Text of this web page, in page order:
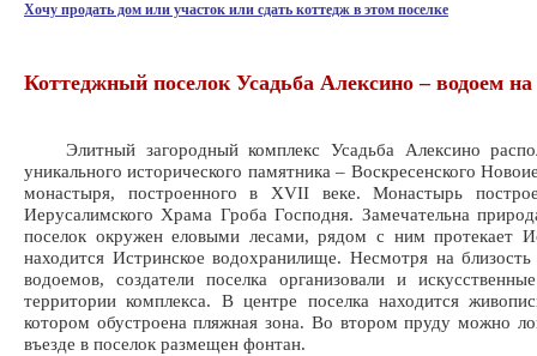
Хочу продать дом или участок или сдать коттедж в этом поселке
Коттеджный поселок Усадьба Алексино – водоем на
Элитный загородный комплекс Усадьба Алексино
уникального исторического памятника – Воскресенского
монастыря, построенного в XVII веке. Монастырь
Иерусалимского Храма Гроба Господня. Замечательна
поселок окружен еловыми лесами, рядом с ним протекает
находится Истринское водохранилище. Несмотря на близость
водоемов, создатели поселка организовали и
территории комплекса. В центре поселка находится
котором обустроена пляжная зона. Во втором пруду можно
въезде в поселок размещен фонтан.